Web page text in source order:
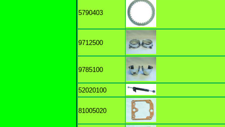
5790403
9712500
9785100
52020100
81005020